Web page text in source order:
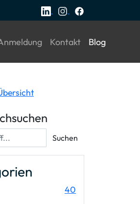
(current)
Kontakt (current)
Blog(current)
Suchen
40